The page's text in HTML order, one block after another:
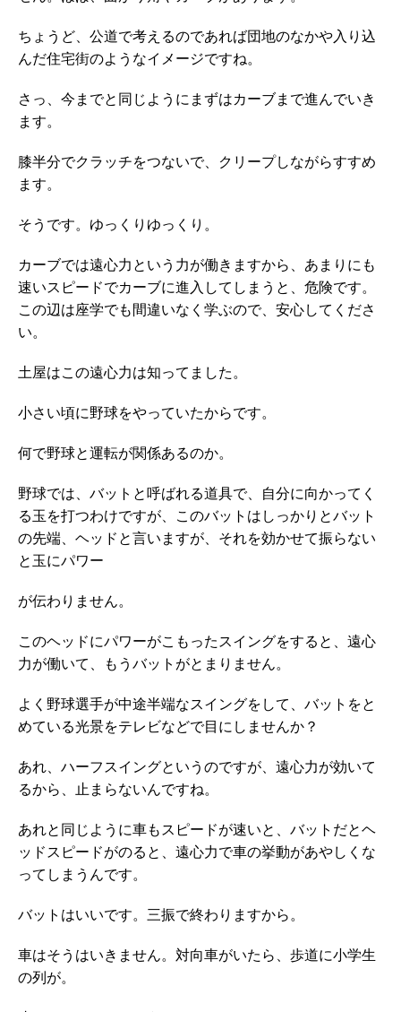
ちょうど、公道で考えるのであれば団地のなかや入り込
んだ住宅街のようなイメージですね。
さっ、今までと同じようにまずはカーブまで進んでいき
ます。
膝半分でクラッチをつないで、クリープしながらすすめ
ます。
そうです。ゆっくりゆっくり。
カーブでは遠心力という力が働きますから、あまりにも
速いスピードでカーブに進入してしまうと、危険です。
この辺は座学でも間違いなく学ぶので、安心してくださ
い。
土屋はこの遠心力は知ってました。
小さい頃に野球をやっていたからです。
何で野球と運転が関係あるのか。
野球では、バットと呼ばれる道具で、自分に向かってく
る玉を打つわけですが、このバットはしっかりとバット
の先端、ヘッドと言いますが、それを効かせて振らない
と玉にパワー
が伝わりません。
このヘッドにパワーがこもったスイングをすると、遠心
力が働いて、もうバットがとまりません。
よく野球選手が中途半端なスイングをして、バットをと
めている光景をテレビなどで目にしませんか？
あれ、ハーフスイングというのですが、遠心力が効いて
るから、止まらないんですね。
あれと同じように車もスピードが速いと、バットだとヘ
ッドスピードがのると、遠心力で車の挙動があやしくな
ってしまうんです。
バットはいいです。三振で終わりますから。
車はそうはいきません。対向車がいたら、歩道に小学生
の列が。